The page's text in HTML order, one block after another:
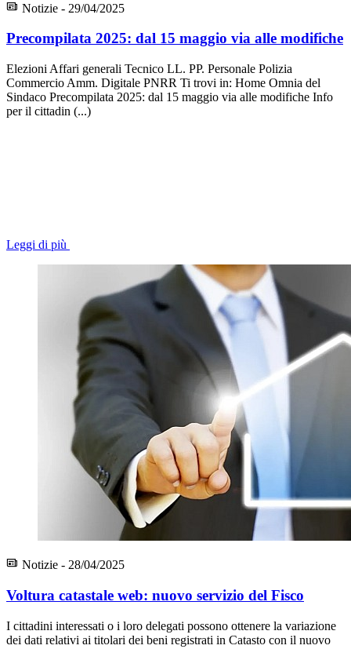
Notizie - 29/04/2025
Precompilata 2025: dal 15 maggio via alle modifiche
Elezioni Affari generali Tecnico LL. PP. Personale Polizia
Commercio Amm. Digitale PNRR Ti trovi in: Home Omnia del
Sindaco Precompilata 2025: dal 15 maggio via alle modifiche Info
per il cittadin (...)
Leggi di più
Notizie - 28/04/2025
Voltura catastale web: nuovo servizio del Fisco
I cittadini interessati o i loro delegati possono ottenere la variazione
dei dati relativi ai titolari dei beni registrati in Catasto con il nuovo